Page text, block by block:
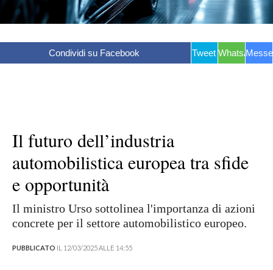
Condividi su Facebook Tweet WhatsApp
Il futuro dell’industria
automobilistica europea tra sfide
e opportunità
Il ministro Urso sottolinea l'importanza di azioni
concrete per il settore automobilistico europeo.
PUBBLICATO IL 12/03/2025 ALLE 14:55